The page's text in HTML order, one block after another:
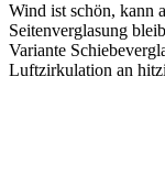
Wind ist schön, kann
Seitenverglasung
Variante
Luftzirkulation an